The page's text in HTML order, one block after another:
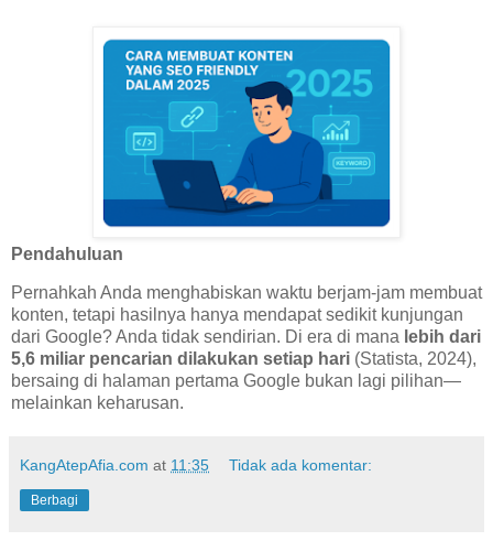
Pendahuluan
Pernahkah Anda menghabiskan waktu berjam-jam membuat
konten, tetapi hasilnya hanya mendapat sedikit kunjungan
dari Google? Anda tidak sendirian. Di era di mana lebih dari
5,6 miliar pencarian dilakukan setiap hari (Statista, 2024),
bersaing di halaman pertama Google bukan lagi pilihan—
melainkan keharusan.
KangAtepAfia.com at 11:35 Tidak ada komentar:
Berbagi